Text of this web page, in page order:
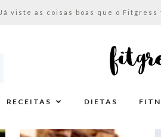
RECEITAS DIETAS
Já viste as coisas boas que o Fitgress